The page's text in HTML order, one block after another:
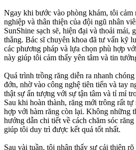
Ngay khi bước vào phòng khám, tôi cảm
nghiệp và thân thiện của đội ngũ nhân
SunShine sạch sẽ, hiện đại và thoải mái,
thẳng. Bác sĩ chuyên khoa đã tư vấn kỹ
các phương pháp và lựa chọn phù hợp
này giúp tôi cảm thấy yên tâm và tin
Quá trình trồng răng diễn ra nhanh
đớn, nhờ vào công nghệ tiên tiến và tay
thật sự ấn tượng với sự tận tâm và tỉ mỉ
Sau khi hoàn thành, răng mới trông rất
hợp với hàm răng còn lại. Không những
hướng dẫn chi tiết về cách chăm sóc
giúp tôi duy trì được kết quả tốt nhất.
Sau vài tuần, tôi nhận thấy sự cải thiện